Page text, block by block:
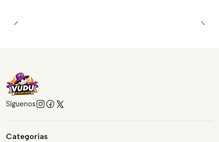
Síguenos
Categorías